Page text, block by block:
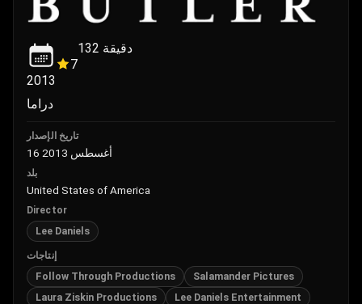
2013
7
132 دقيقة
دراما
تاريخ الإصدار
16 أغسطس 2013
بلد
United States of America
Director
Lee Daniels
إنتاجات
Follow Through Productions
Salamander Pictures
Laura Ziskin Productions
Lee Daniels Entertainment